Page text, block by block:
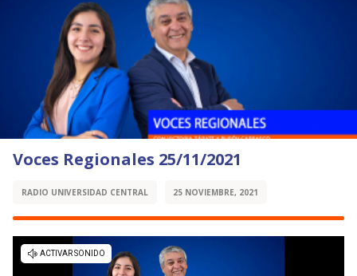
Voces Regionales 25/11/2021
RADIO UNIVERSIDAD CENTRAL 25 NOVIEMBRE, 2021